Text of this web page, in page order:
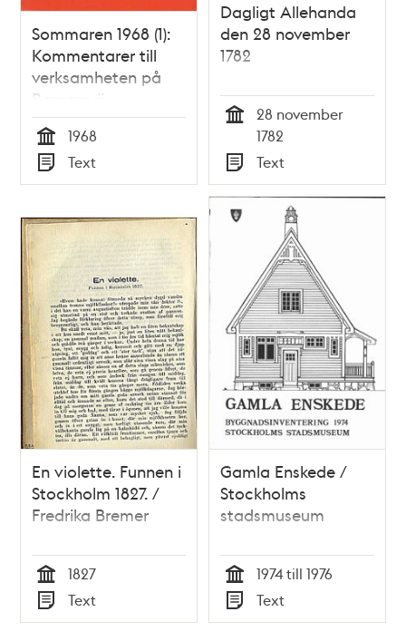
Sommaren 1968 (1):
Kommentarer till
verksamheten på
Barnens ö
Tid
1968
Typ
Text
Dagligt Allehanda
den 28 november
1782
28 november
1782
Typ
Text
En violette. Funnen i
Stockholm 1827. /
Fredrika Bremer
Tid
1827
Typ
Text
Gamla Enskede /
Stockholms
stadsmuseum
Tid
1974 till 1976
Typ
Text